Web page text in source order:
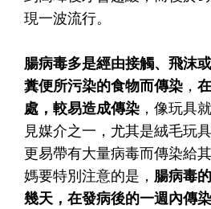
現一波流行。
腸病毒多是經由接觸、飛沫
糞便所污染的食物而傳染 ，
處，較易造成傳染 ，像玩具
見媒介之一，尤其是絨毛玩
更易帶有大量病毒而傳染給
媽要特別注意的是， 腸病毒
幾天，在發病後的一週內傳